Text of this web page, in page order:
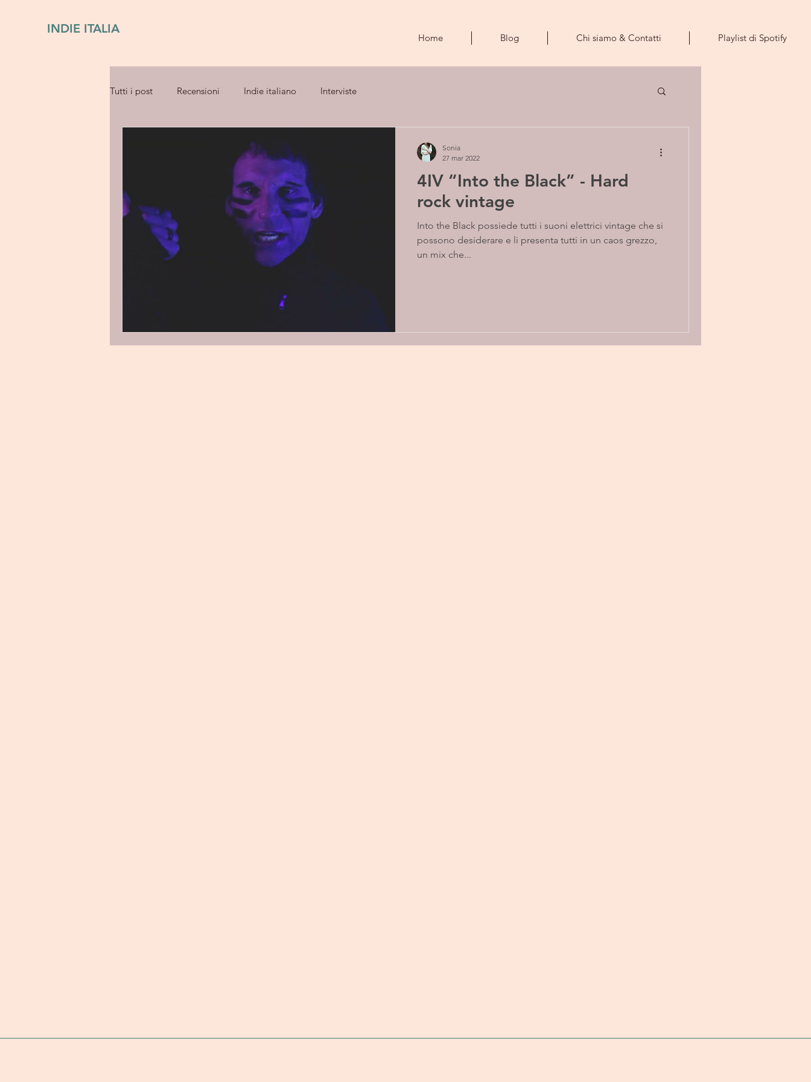
INDIE ITALIA
Home Blog Chi siamo & Contatti Playlist di Spotify
Tutti i post Recensioni Indie italiano Interviste
4IV “Into the Black” - Hard
rock vintage
Into the Black possiede tutti i suoni elettrici vintage che si
possono desiderare e li presenta tutti in un caos grezzo,
un mix che...
Sonia
27 mar 2022